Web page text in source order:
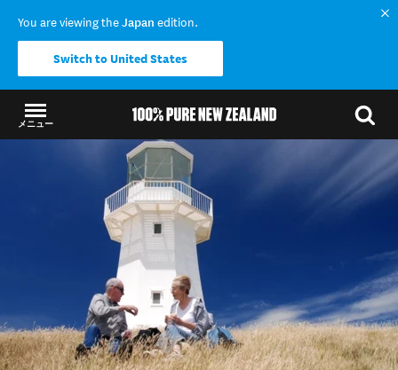
You are viewing theJapan edition.
Switch to United States
メニュー